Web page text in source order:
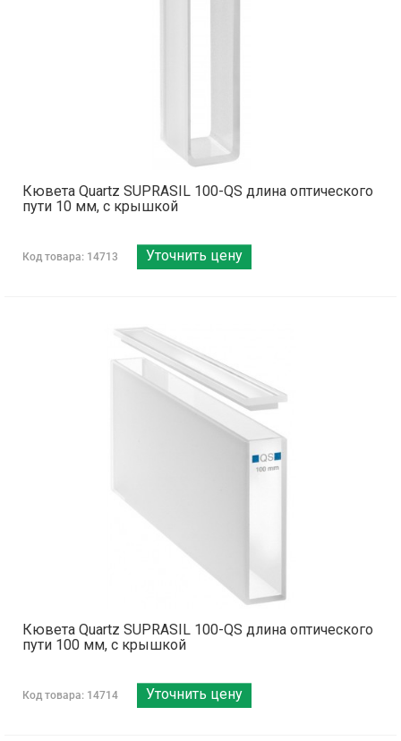
Кювета Quartz SUPRASIL 100-QS длина оптического
пути 10 мм, с крышкой
Код товара: 14713 Уточнить цену
Кювета Quartz SUPRASIL 100-QS длина оптического
пути 100 мм, с крышкой
Код товара: 14714 Уточнить цену